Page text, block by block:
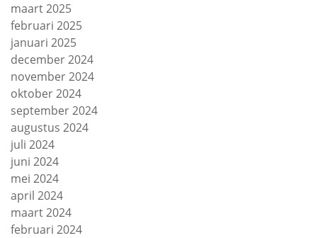
maart 2025
februari 2025
januari 2025
december 2024
november 2024
oktober 2024
september 2024
augustus 2024
juli 2024
juni 2024
mei 2024
april 2024
maart 2024
februari 2024